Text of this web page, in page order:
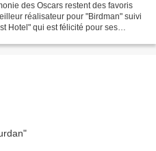
des Oscars restent des favoris
réalisateur pour "Birdman" suivi
Hotel" qui est félicité pour ses